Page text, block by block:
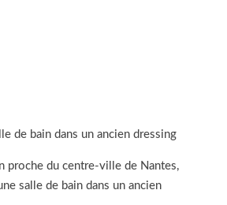
de bain dans un ancien dressing
proche du centre-ville de Nantes,
salle de bain dans un ancien